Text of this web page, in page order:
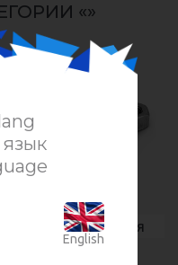
English
«»
Гайки без покрытия